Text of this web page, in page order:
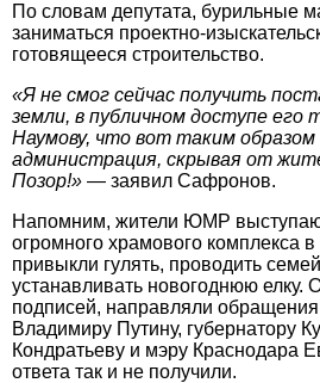
По словам депутата, бурильные
заниматься проектно-
готовящееся строительство.
«Я не смог сейчас получить
земли, в публичном доступе его
Наумову, что вот таким
администрация, скрывая от
Позор!» — заявил Сафронов.
Напомним, жители ЮМР
огромного храмового комплекса в
привыкли гулять, проводить
устанавливать новогоднюю елку.
подписей, направляли обращения
Владимиру Путину, губернатору
Кондратьеву и мэру Краснодара
ответа так и не получили.